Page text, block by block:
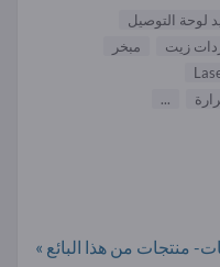
لوحة التوصيل
زيت
مبخر
...
منتجات من هذا البائع »